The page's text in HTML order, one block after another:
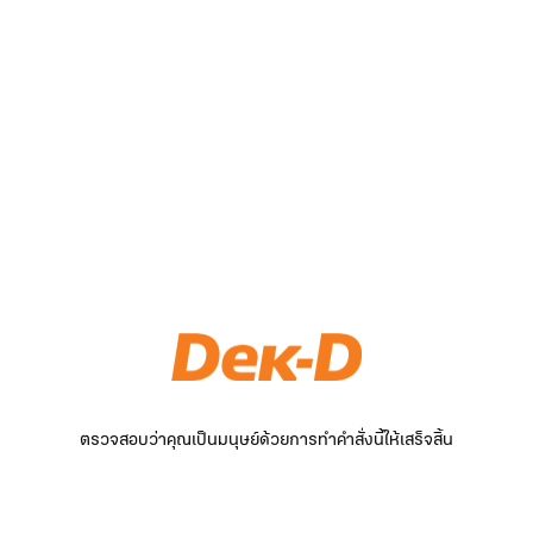
ตรวจสอบว่าคุณเป็นมนุษย์ด้วยการทำคำสั่งนี้ให้เสร็จสิ้น